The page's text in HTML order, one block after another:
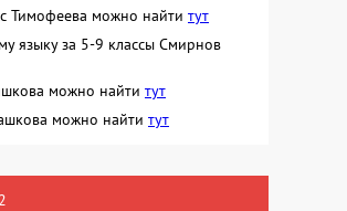
Тимофеева можно найти тут
языку за 5-9 классы Смирнов
можно найти тут
можно найти тут